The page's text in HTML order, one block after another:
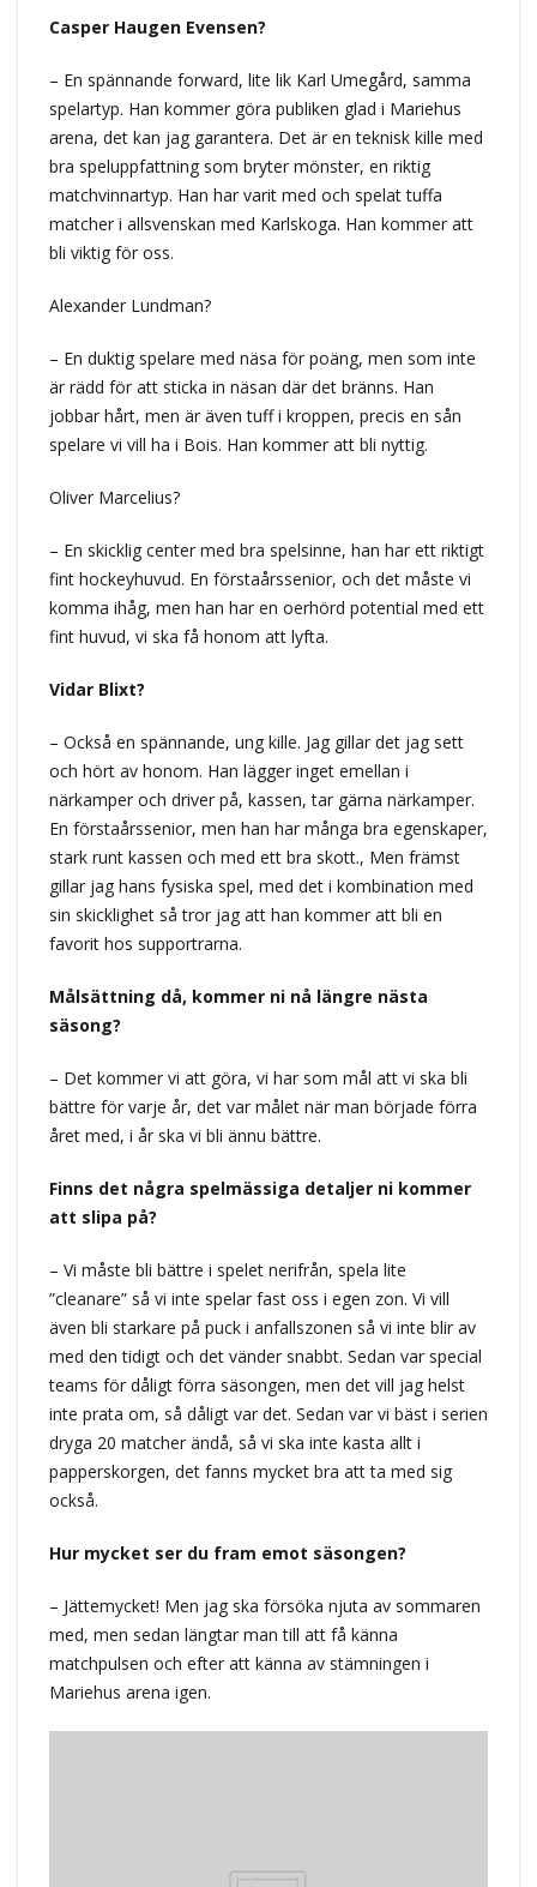
Casper Haugen Evensen?
– En spännande forward, lite lik Karl Umegård, samma
spelartyp. Han kommer göra publiken glad i Mariehus
arena, det kan jag garantera. Det är en teknisk kille med
bra speluppfattning som bryter mönster, en riktig
matchvinnartyp. Han har varit med och spelat tuffa
matcher i allsvenskan med Karlskoga. Han kommer att
bli viktig för oss.
Alexander Lundman?
– En duktig spelare med näsa för poäng, men som inte
är rädd för att sticka in näsan där det bränns. Han
jobbar hårt, men är även tuff i kroppen, precis en sån
spelare vi vill ha i Bois. Han kommer att bli nyttig.
Oliver Marcelius?
– En skicklig center med bra spelsinne, han har ett riktigt
fint hockeyhuvud. En förstaårssenior, och det måste vi
komma ihåg, men han har en oerhörd potential med ett
fint huvud, vi ska få honom att lyfta.
Vidar Blixt?
– Också en spännande, ung kille. Jag gillar det jag sett
och hört av honom. Han lägger inget emellan i
närkamper och driver på, kassen, tar gärna närkamper.
En förstaårssenior, men han har många bra egenskaper,
stark runt kassen och med ett bra skott., Men främst
gillar jag hans fysiska spel, med det i kombination med
sin skicklighet så tror jag att han kommer att bli en
favorit hos supportrarna.
Målsättning då, kommer ni nå längre nästa
säsong?
– Det kommer vi att göra, vi har som mål att vi ska bli
bättre för varje år, det var målet när man började förra
året med, i år ska vi bli ännu bättre.
Finns det några spelmässiga detaljer ni kommer
att slipa på?
– Vi måste bli bättre i spelet nerifrån, spela lite
”cleanare” så vi inte spelar fast oss i egen zon. Vi vill
även bli starkare på puck i anfallszonen så vi inte blir av
med den tidigt och det vänder snabbt. Sedan var special
teams för dåligt förra säsongen, men det vill jag helst
inte prata om, så dåligt var det. Sedan var vi bäst i serien
dryga 20 matcher ändå, så vi ska inte kasta allt i
papperskorgen, det fanns mycket bra att ta med sig
också.
Hur mycket ser du fram emot säsongen?
– Jättemycket! Men jag ska försöka njuta av sommaren
med, men sedan längtar man till att få känna
matchpulsen och efter att känna av stämningen i
Mariehus arena igen.